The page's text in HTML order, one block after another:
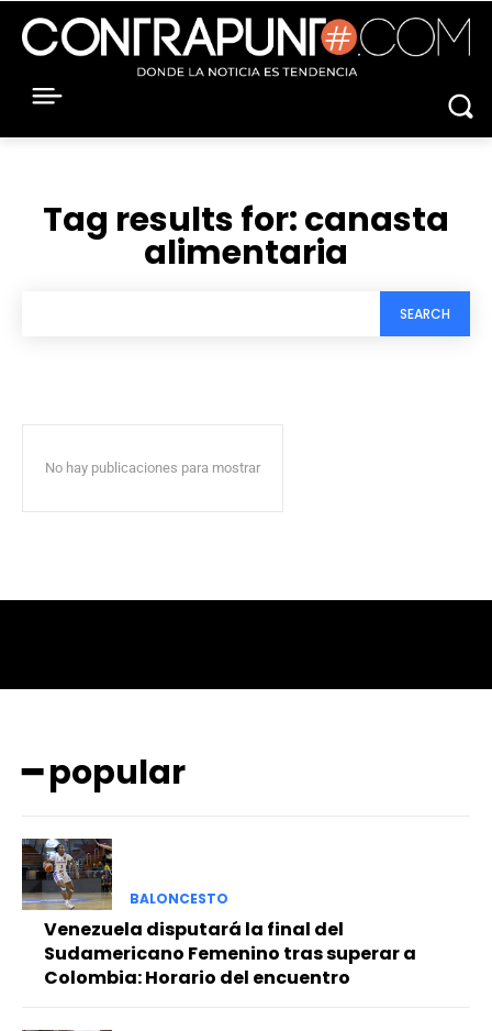
Tag results for:canasta
alimentaria
SEARCH
No hay publicaciones para mostrar
━ popular
BALONCESTO
Venezuela disputará la final del
Sudamericano Femenino tras superar a
Colombia: Horario del encuentro